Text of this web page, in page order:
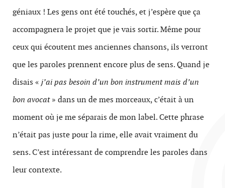
géniaux ! Les gens ont été touchés, et j’espère que ça
accompagnera le projet que je vais sortir. Même pour
ceux qui écoutent mes anciennes chansons, ils verront
que les paroles prennent encore plus de sens. Quand je
disais « j’ai pas besoin d’un bon instrument mais d’un
bon avocat» dans un de mes morceaux, c’était à un
moment où je me séparais de mon label. Cette phrase
n’était pas juste pour la rime, elle avait vraiment du
sens. C’est intéressant de comprendre les paroles dans
leur contexte.